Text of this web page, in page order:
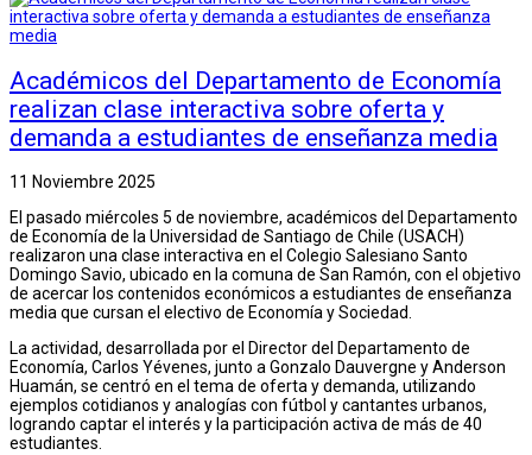
Académicos del Departamento de Economía
realizan clase interactiva sobre oferta y
demanda a estudiantes de enseñanza media
11 Noviembre 2025
El pasado miércoles 5 de noviembre, académicos del Departamento
de Economía de la Universidad de Santiago de Chile (USACH)
realizaron una clase interactiva en el Colegio Salesiano Santo
Domingo Savio, ubicado en la comuna de San Ramón, con el objetivo
de acercar los contenidos económicos a estudiantes de enseñanza
media que cursan el electivo de Economía y Sociedad.
La actividad, desarrollada por el Director del Departamento de
Economía, Carlos Yévenes, junto a Gonzalo Dauvergne y Anderson
Huamán, se centró en el tema de oferta y demanda, utilizando
ejemplos cotidianos y analogías con fútbol y cantantes urbanos,
logrando captar el interés y la participación activa de más de 40
estudiantes.